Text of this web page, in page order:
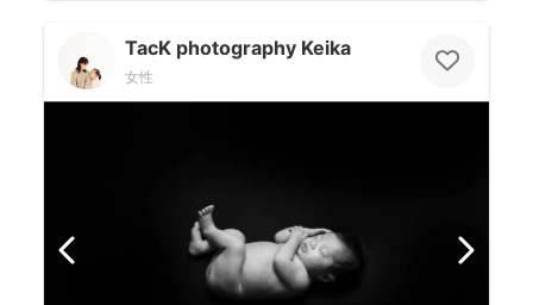
TacK photography Keika
女性